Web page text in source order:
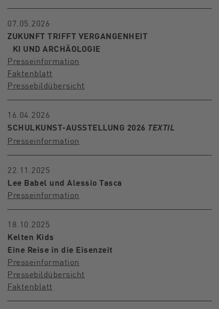
07.05.2026
ZUKUNFT TRIFFT VERGANGENHEIT
KI UND ARCHÄOLOGIE
Presseinformation
Faktenblatt
Pressebildübersicht
16.04.2026
SCHULKUNST-AUSSTELLUNG 2026 TEXTIL
Presseinformation
22.11.2025
Lee Babel und Alessio Tasca
Presseinformation
18.10.2025
Kelten Kids
Eine Reise in die Eisenzeit
Presseinformation
Pressebildübersicht
Faktenblatt